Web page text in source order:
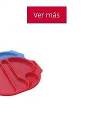
Ver más